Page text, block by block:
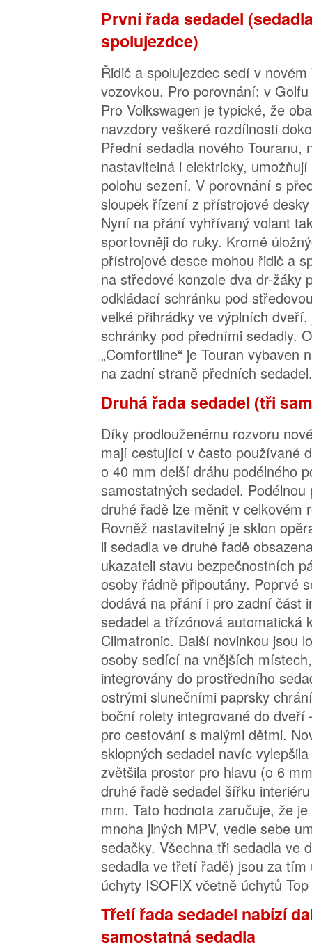
První řada sedadel
spolujezdce)
Řidič a spolujezdec sedí v
vozovkou. Pro porovnání: v
Pro Volkswagen je typické, že
navzdory veškeré rozdílnosti
Přední sedadla nového Touranu,
nastavitelná i elektricky,
polohu sezení. V porovnání s
sloupek řízení z přístrojové
Nyní na přání vyhřívaný volant
sportovněji do ruky. Kromě
přístrojové desce mohou řidič a
na středové konzole dva dr-žáky
odkládací schránku pod
velké přihrádky ve výplních
schránky pod předními sedadly.
„Comfortline“ je Touran vybaven
na zadní straně předních sedadel.
Druhá řada sedadel (tři
Díky prodlouženému rozvoru
mají cestující v často používané
o 40 mm delší dráhu podélného
samostatných sedadel. Podélnou
druhé řadě lze měnit v celkovém
Rovněž nastavitelný je sklon
li sedadla ve druhé řadě
ukazateli stavu bezpečnostních
osoby řádně připoutány. Poprvé
dodává na přání i pro zadní část
sedadel a třízónová automatická
Climatronic. Další novinkou jsou
osoby sedící na vnějších
integrovány do prostředního
ostrými slunečními paprsky
boční rolety integrované do dveří
pro cestování s malými dětmi.
sklopných sedadel navíc
zvětšila prostor pro hlavu (o 6
druhé řadě sedadel šířku
mm. Tato hodnota zaručuje, že
mnoha jiných MPV, vedle sebe
sedačky. Všechna tři sedadla ve
sedadla ve třetí řadě) jsou za tím
úchyty ISOFIX včetně úchytů
Třetí řada sedadel nabízí
samostatná sedadla